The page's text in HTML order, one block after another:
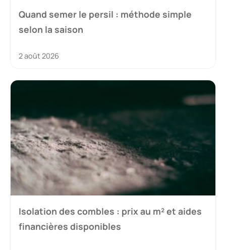
Quand semer le persil : méthode simple
selon la saison
2 août 2026
Isolation des combles : prix au m² et aides
financières disponibles